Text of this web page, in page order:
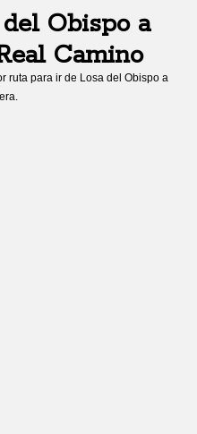
Obispoa
Camino
ruta para ir de Losa del Obispo a